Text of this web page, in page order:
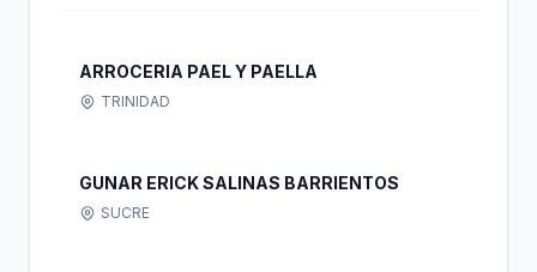
ARROCERIA PAEL Y PAELLA
TRINIDAD
GUNAR ERICK SALINAS BARRIENTOS
SUCRE